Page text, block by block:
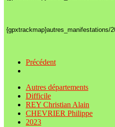
{gpxtrackmap}autres_manifestations/
Précédent
Autres départements
Difficile
REY Christian Alain
CHEVRIER Philippe
2023